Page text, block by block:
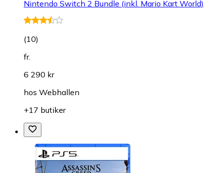
Nintendo Switch 2 Bundle (inkl. Mario Kart World)
(10)
fr.
6 290 kr
hos Webhallen
+17 butiker